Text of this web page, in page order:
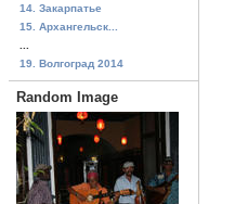
14. Закарпатье
15. Архангельск...
19. Волгоград 2014
Random Image